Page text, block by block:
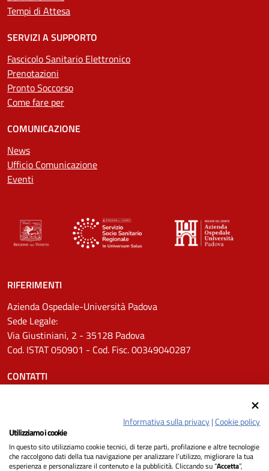
Tempi di Attesa
SERVIZI A SUPPORTO
Fascicolo Sanitario Elettronico
Prenotazioni
Pronto Soccorso
Come fare per
COMUNICAZIONE
News
Ufficio Comunicazione
Eventi
RIFERIMENTI
Azienda Ospedale-Università Padova
Sede Legale:
Via Giustiniani, 2 - 35128 Padova
Cod. ISTAT 050901 - Cod. Fisc. 00349040287
CONTATTI
Pec: protocollo.aopd@pecveneto.it
SEGUICI SU
Informativa sulla privacy|Cookie policy
Utilizziamo i cookie
In questo sito utilizziamo cookie tecnici, di terze parti, profilazione e altre tecnologie
che raccolgono dati della tua navigazione per analizzare l’utilizzo, migliorare la tua
esperienza e personalizzare il contenuto e la pubblicità. Cliccando su “Accetta”,